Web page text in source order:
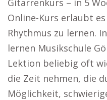
Gitarrenkurs – in 5
Online-Kurs erlaubt
Rhythmus zu lernen.
lernen Musikschule
Lektion beliebig oft
die Zeit nehmen, die
Möglichkeit,